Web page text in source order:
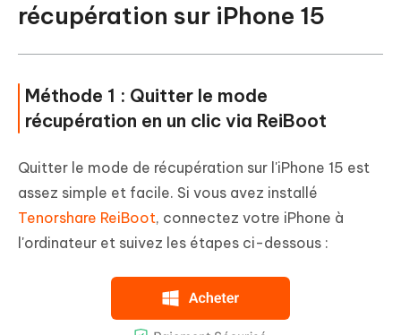
récupération sur iPhone 15
Méthode 1 : Quitter le mode
récupération en un clic via ReiBoot
Quitter le mode de récupération sur l'iPhone 15 est
assez simple et facile. Si vous avez installé
Tenorshare ReiBoot, connectez votre iPhone à
l'ordinateur et suivez les étapes ci-dessous :